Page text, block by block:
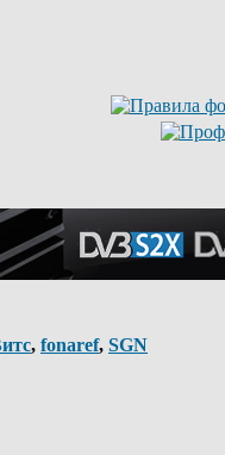
, fonaref, SGN